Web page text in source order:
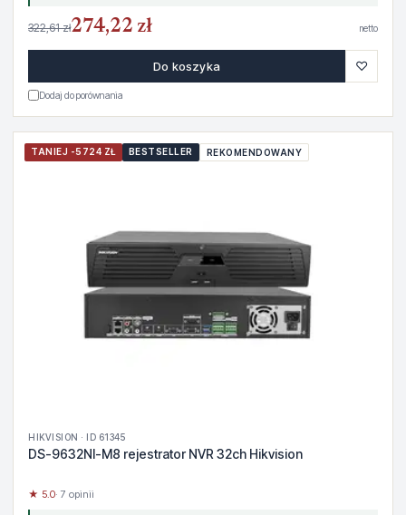
322,61 zł274,22 zł netto
Do koszyka ♡
Dodaj do porównania
TANIEJ -5724 ZŁ BESTSELLER REKOMENDOWANY
HIKVISION · ID 61345
DS-9632NI-M8 rejestrator NVR 32ch Hikvision
★ 5.0· 7 opinii